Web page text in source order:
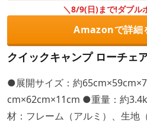
＼8/9(日)まで!ダブル
Amazonで詳細
クイックキャンプ ローチェ
●展開サイズ：約
cm×62cm×11cm ●重量：約
材：フレーム（アルミ）、生地